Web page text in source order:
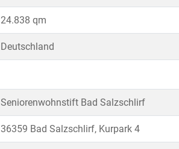
24.838 qm
Deutschland
Seniorenwohnstift Bad Salzschlirf
36359 Bad Salzschlirf, Kurpark 4